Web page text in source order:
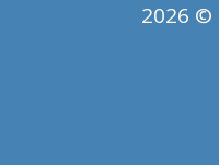
2026 ©